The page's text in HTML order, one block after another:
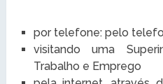
por telefone: pelo
visitando uma
Trabalho e Emprego